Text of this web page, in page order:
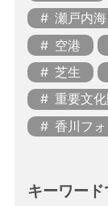
瀬戸内海
空港
芝生
重要文
香川フ
キーワー